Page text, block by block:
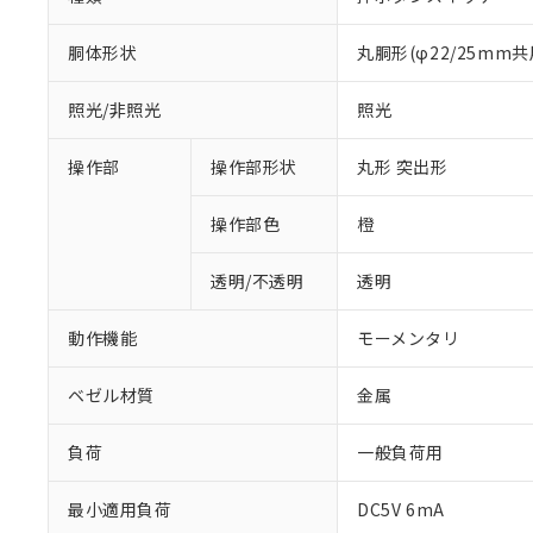
胴体形状 丸胴形(φ22/25mm共
照光/非照光 照光
操作部 操作部形状 丸形 突出形
操作部色 橙
透明/不透明 透明
動作機能 モーメンタリ
ベゼル材質 金属
負荷 一般負荷用
最小適用負荷 DC5V 6mA
※1 対応状況